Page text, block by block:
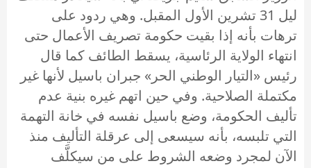
ليل 31 تشرين الأول المقبل. وهي ردود على
ترهات بأنه إذا بقيت حكومة تصريف الأعمال حتى
انتهاء الولاية الرئاسية، يسقط الطائف كما قال
رئيس «التيار الوطني الحر» جبران باسيل لأنها غير
مكتملة الصلاحية. وفي حين اتهم غيره بنية عدم
تأليف الحكومة، وضع باسيل نفسه في خانة التهمة
التي تلبسه، بأنه سيسعى إلى عرقلة التأليف منذ
الآن لمجرد وضعه الشروط على من سيكلَّف